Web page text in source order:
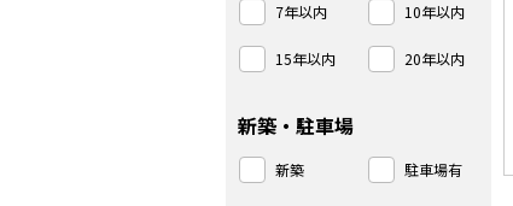
7年以内 10年以内
15年以内 20年以内
新築・駐車場
新築 駐車場有